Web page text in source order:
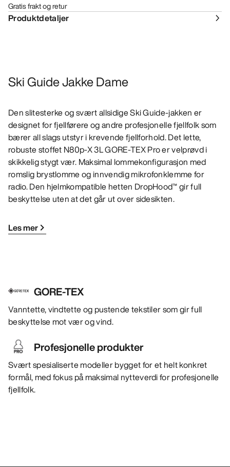
Gratis frakt og retur
Produktdetaljer
Ski Guide Jakke Dame
Den slitesterke og svært allsidige Ski Guide-jakken er
designet for fjellførere og andre profesjonelle fjellfolk som
bærer all slags utstyr i krevende fjellforhold. Det lette,
robuste stoffet N80p-X 3L GORE-TEX Pro er velprøvd i
skikkelig stygt vær. Maksimal lommekonfigurasjon med
romslig brystlomme og innvendig mikrofonklemme for
radio. Den hjelmkompatible hetten DropHood™ gir full
beskyttelse uten at det går ut over sidesikten.
Les mer
GORE-TEX
Vanntette, vindtette og pustende tekstiler som gir full
beskyttelse mot vær og vind.
Profesjonelle produkter
Svært spesialiserte modeller bygget for et helt konkret
formål, med fokus på maksimal nytteverdi for profesjonelle
fjellfolk.